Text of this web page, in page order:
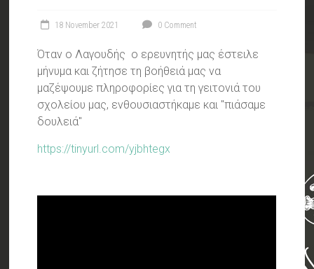
18 November 2021 0 Comment
Όταν ο Λαγουδής ο ερευνητής μας έστειλε
μήνυμα και ζήτησε τη βοήθειά μας να
μαζέψουμε πληροφορίες για τη γειτονιά του
σχολείου μας, ενθουσιαστήκαμε και "πιάσαμε
δουλειά"
https://tinyurl.com/yjbhtegx